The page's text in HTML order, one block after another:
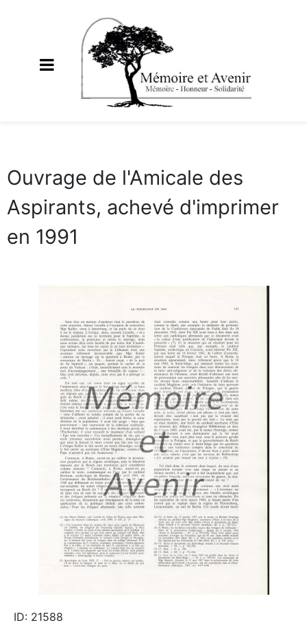
Ouvrage de l'Amicale des
Aspirants, achevé d'imprimer
en 1991
ID: 21588